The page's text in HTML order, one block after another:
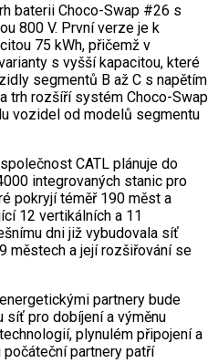
baterii Choco-Swap #26 s
800 V. První verze je k
75 kWh, přičemž v
s vyšší kapacitou, které
segmentů B až C s napětím
trh rozšíří systém Choco-Swap
vozidel od modelů segmentu
CATL plánuje do
integrovaných stanic pro
pokryjí téměř 190 měst a
12 vertikálních a 11
dni již vybudovala síť
městech a její rozšiřování se
partnery bude
síť pro dobíjení a výměnu
plynulém připojení a
partnery patří